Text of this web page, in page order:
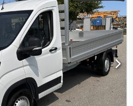
die klappbaren und
leicht seitlich und von hinten
von diesem *Kippanhänger* mit einer
Der *Pkwanhänger* ist
dreiseitig klappbar und alle
Holzboden*, *E-Hydraulik* mit
*H-Gestell*, *Zurrösen*,
Rahmen *und einer *V-
auch Kipperzubehör wie ein
*Hochplane*, *Flachplane,